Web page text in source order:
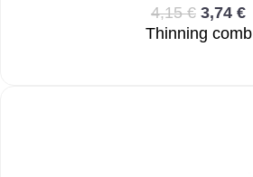
4,15 € 3,74 €
Thinning comb